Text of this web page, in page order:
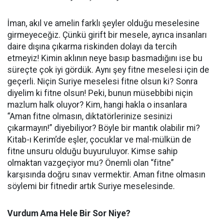
İman, akıl ve amelin farklı şeyler olduğu meselesine
girmeyeceğiz. Çünkü girift bir mesele, ayrıca insanları
daire dışına çıkarma riskinden dolayı da tercih
etmeyiz! Kimin aklının neye basıp basmadığını ise bu
süreçte çok iyi gördük. Aynı şey fitne meselesi için de
geçerli. Niçin Suriye meselesi fitne olsun ki? Sonra
diyelim ki fitne olsun! Peki, bunun müsebbibi niçin
mazlum halk oluyor? Kim, hangi hakla o insanlara
“Aman fitne olmasın, diktatörlerinize sesinizi
çıkarmayın!” diyebiliyor? Böyle bir mantık olabilir mi?
Kitab-ı Kerim’de eşler, çocuklar ve mal-mülkün de
fitne unsuru olduğu buyuruluyor. Kimse sahip
olmaktan vazgeçiyor mu? Önemli olan “fitne”
karşısında doğru sınav vermektir. Aman fitne olmasın
söylemi bir fitnedir artık Suriye meselesinde.
Vurdum Ama Hele Bir Sor Niye?